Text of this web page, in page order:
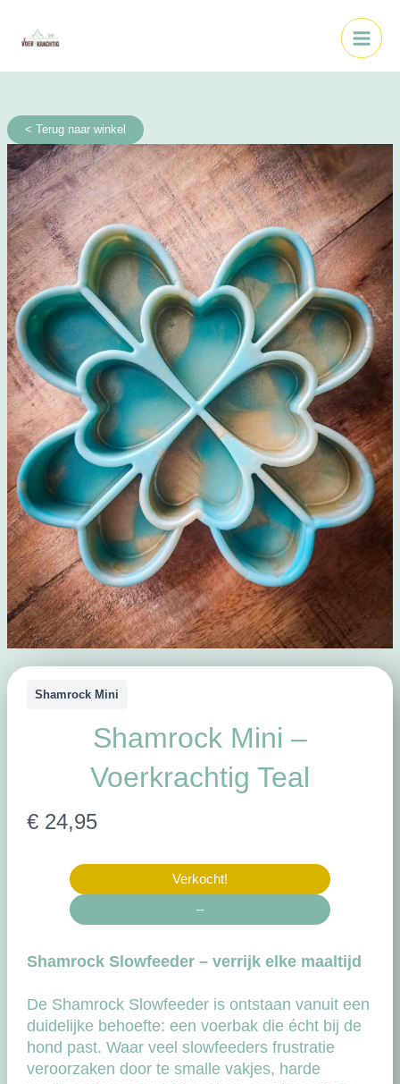
inhoud
Main
Menu
< Terug naar winkel
Shamrock Mini
Shamrock Mini –
Voerkrachtig Teal
N
€ 24,95
Verkocht!
–
Shamrock Slowfeeder – verrijk elke maaltijd
De Shamrock Slowfeeder is ontstaan vanuit een
duidelijke behoefte: een voerbak die écht bij de
hond past. Waar veel slowfeeders frustratie
veroorzaken door te smalle vakjes, harde